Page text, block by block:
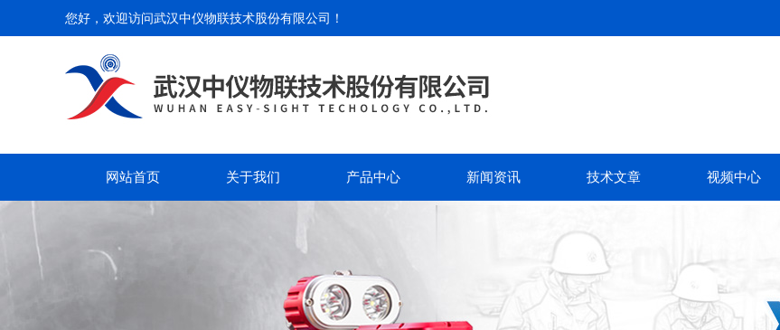
您好，欢迎访问武汉中仪物联技术股份有限公司 ！
网站首页 关于我们 产品中心 新闻资讯 技术文章 视频中心